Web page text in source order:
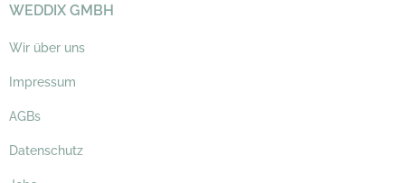
WEDDIX GMBH
Wir über uns
Impressum
AGBs
Datenschutz